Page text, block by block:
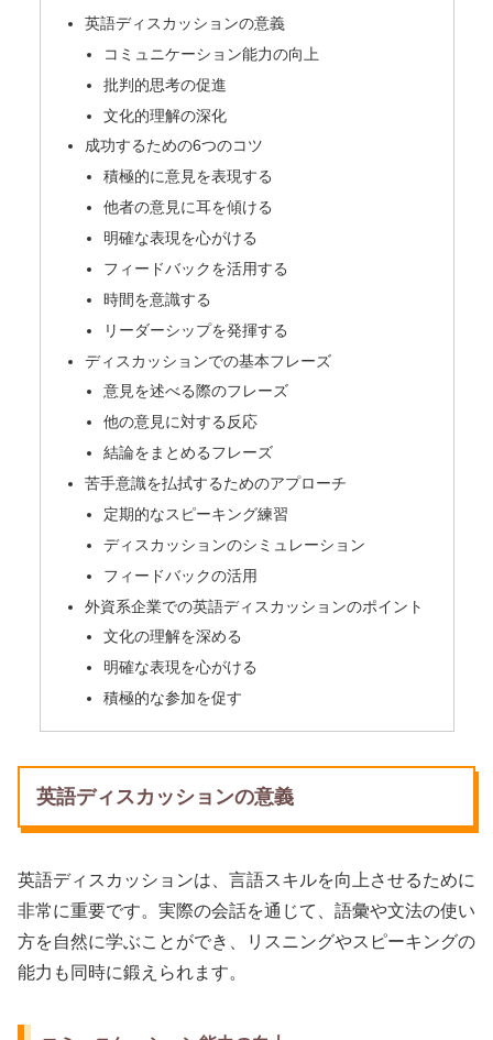
英語ディスカッションの意義
コミュニケーション能力の向上
批判的思考の促進
文化的理解の深化
成功するための6つのコツ
積極的に意見を表現する
他者の意見に耳を傾ける
明確な表現を心がける
フィードバックを活用する
時間を意識する
リーダーシップを発揮する
ディスカッションでの基本フレーズ
意見を述べる際のフレーズ
他の意見に対する反応
結論をまとめるフレーズ
苦手意識を払拭するためのアプローチ
定期的なスピーキング練習
ディスカッションのシミュレーション
フィードバックの活用
外資系企業での英語ディスカッションのポイント
文化の理解を深める
明確な表現を心がける
積極的な参加を促す
英語ディスカッションの意義
英語ディスカッションは、言語スキルを向上させるために
非常に重要です。実際の会話を通じて、語彙や文法の使い
方を自然に学ぶことができ、リスニングやスピーキングの
能力も同時に鍛えられます。